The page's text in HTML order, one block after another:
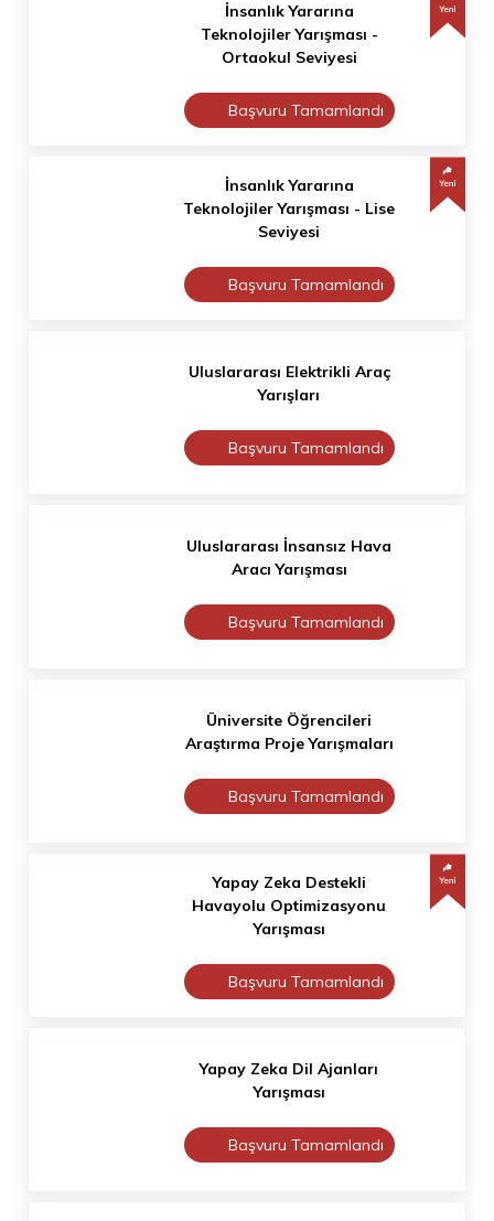
İnsanlık Yararına
Teknolojiler Yarışması -
Ortaokul Seviyesi
Başvuru Tamamlandı
İnsanlık Yararına
Teknolojiler Yarışması - Lise
Seviyesi
Başvuru Tamamlandı
Uluslararası Elektrikli Araç
Yarışları
Başvuru Tamamlandı
Uluslararası İnsansız Hava
Aracı Yarışması
Başvuru Tamamlandı
Üniversite Öğrencileri
Araştırma Proje Yarışmaları
Başvuru Tamamlandı
Yapay Zeka Destekli
Havayolu Optimizasyonu
Yarışması
Başvuru Tamamlandı
Yapay Zeka Dil Ajanları
Yarışması
Başvuru Tamamlandı